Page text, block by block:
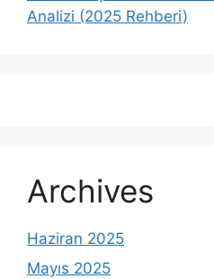
Analizi (2025 Rehberi)
Archives
Haziran 2025
Mayıs 2025